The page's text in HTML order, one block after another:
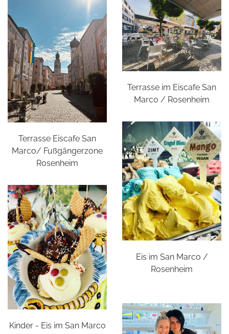
Terrasse im Eiscafe San
Marco / Rosenheim
Terrasse Eiscafe San
Marco/ Fußgängerzone
Rosenheim
Eis im San Marco /
Rosenheim
Kinder - Eis im San Marco